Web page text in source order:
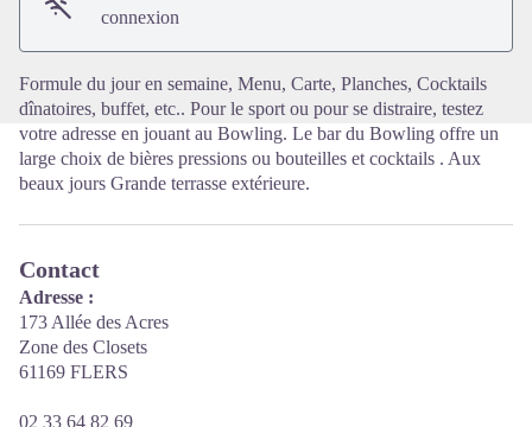
connexion
Formule du jour en semaine, Menu, Carte, Planches, Cocktails
dînatoires, buffet, etc.. Pour le sport ou pour se distraire, testez
votre adresse en jouant au Bowling. Le bar du Bowling offre un
large choix de bières pressions ou bouteilles et cocktails . Aux
beaux jours Grande terrasse extérieure.
Contact
Adresse :
173 Allée des Acres
Zone des Closets
61169 FLERS
02 33 64 82 69